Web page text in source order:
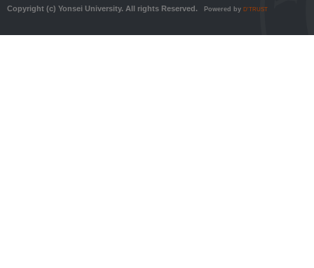
Copyright (c) Yonsei University. All rights Reserved. Powered by D'TRUST